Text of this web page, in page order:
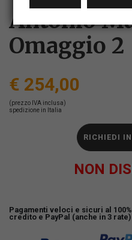
Antonio
Omaggio 2
€ 254,00
(prezzo IVA inclusa)
spedizione in Italia
RICHIEDI
NON
Pagamenti veloci e sicuri al
credito e PayPal (anche in 3 rate)